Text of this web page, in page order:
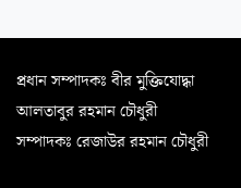
প্রধান সম্পাদকঃ বীর মুক্তিযোদ্ধা
আলতাবুর রহমান চৌধুরী
সম্পাদকঃ রেজাউর রহমান চৌধুরী